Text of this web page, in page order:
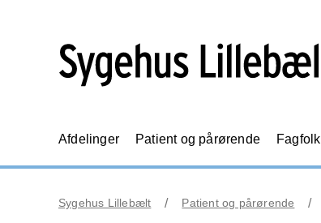
Afdelinger Patient og pårørende Fagfolk
Sygehus Lillebælt Patient og pårørende